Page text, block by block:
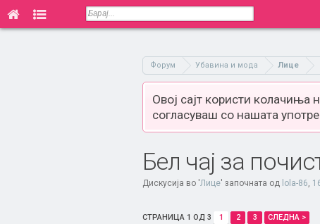
Форум Убавина и мода Лице
Овој сајт користи
согласуваш со нашата
Бел чај за
Дискусија во 'Лице' започната од lola-86,
СТРАНИЦА 1 ОД 3 1 2 3 СЛЕДНА >